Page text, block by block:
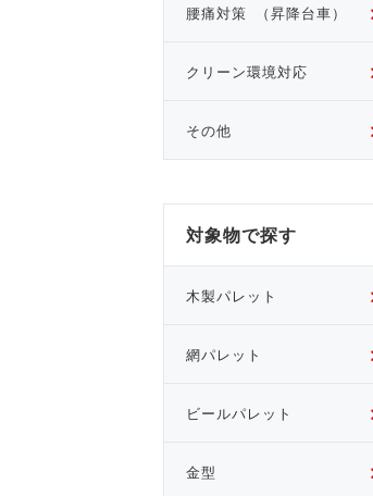
腰痛対策 （昇降台車）
クリーン環境対応
その他
対象物で探す
木製パレット
網パレット
ビールパレット
金型